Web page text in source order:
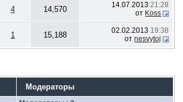
4 14,570 14.07.201321:28
от Koss
1 15,188 02.02.2013 19:38
отnesvytoj
Модераторы